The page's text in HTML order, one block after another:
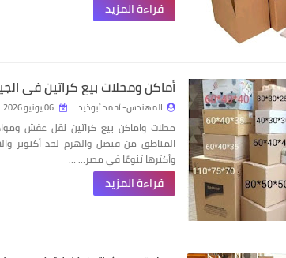
قراءة المزيد
أماكن ومحلات بيع كراتين في الجيزه
المهندس- أحمد أبوذيد
محلات واماكن بيع كراتين نقل عفش
المناطق من فيصل والهرم لحد أكتوبر
وأكثرها تنوعًا في مصر… …
قراءة المزيد